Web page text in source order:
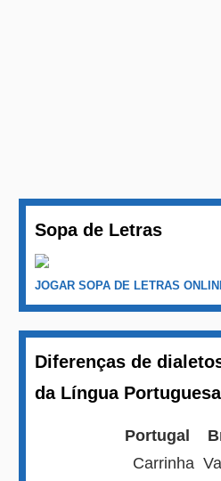
Sopa de Letras
JOGAR SOPA DE LETRAS
Diferenças de
da Língua Portuguesa
Portugal
Carrinha